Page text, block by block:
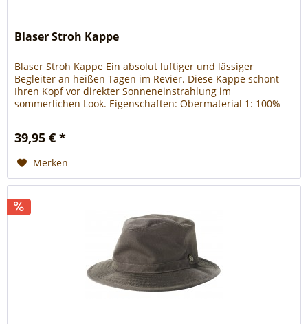
Blaser Stroh Kappe
Blaser Stroh Kappe Ein absolut luftiger und lässiger
Begleiter an heißen Tagen im Revier. Diese Kappe schont
Ihren Kopf vor direkter Sonneneinstrahlung im
sommerlichen Look. Eigenschaften: Obermaterial 1: 100%
39,95 € *
Merken